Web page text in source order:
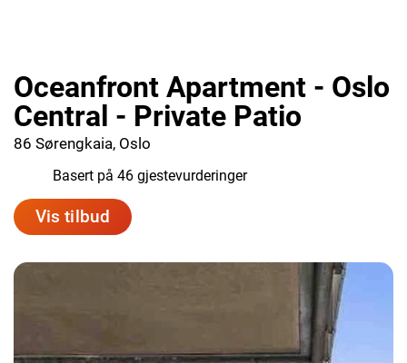
Oceanfront Apartment - Oslo
Central - Private Patio
86 Sørengkaia, Oslo
Basert på 46 gjestevurderinger
Vis tilbud